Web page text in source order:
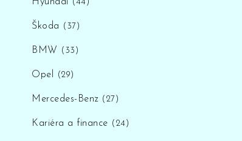
(44)
Škoda (37)
BMW (33)
Opel (29)
Mercedes-Benz (27)
Kariéra a finance (24)